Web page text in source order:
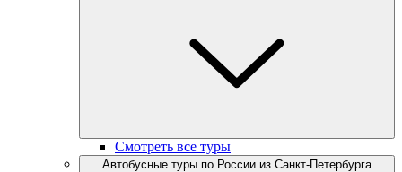
Смотреть все туры
Автобусные туры по России из Санкт-Петербурга